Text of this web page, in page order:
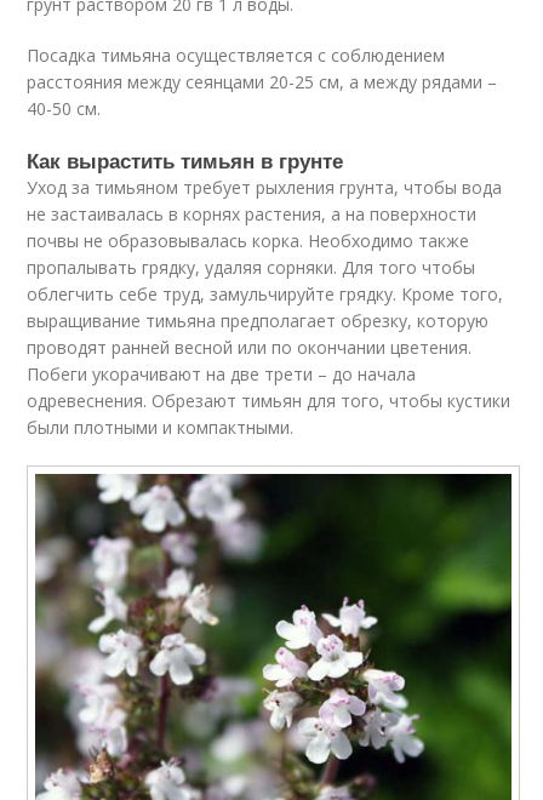
грунт раствором 20 гв 1 л воды.
Посадка тимьяна осуществляется с соблюдением
расстояния между сеянцами 20-25 см, а между рядами –
40-50 см.
Как вырастить тимьян в грунте
Уход за тимьяном требует рыхления грунта, чтобы вода
не застаивалась в корнях растения, а на поверхности
почвы не образовывалась корка. Необходимо также
пропалывать грядку, удаляя сорняки. Для того чтобы
облегчить себе труд, замульчируйте грядку. Кроме того,
выращивание тимьяна предполагает обрезку, которую
проводят ранней весной или по окончании цветения.
Побеги укорачивают на две трети – до начала
одревеснения. Обрезают тимьян для того, чтобы кустики
были плотными и компактными.